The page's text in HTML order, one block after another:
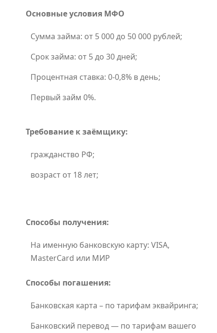
Основные условия МФО
Сумма займа: от 5 000 до 50 000 рублей;
Срок займа: от 5 до 30 дней;
Процентная ставка: 0-0,8% в день;
Первый займ 0%.
Требование к заёмщику:
гражданство РФ;
возраст от 18 лет;
Способы получения:
На именную банковскую карту: VISA,
MasterCard или МИР
Способы погашения:
Банковская карта – по тарифам эквайринга;
Банковский перевод — по тарифам вашего